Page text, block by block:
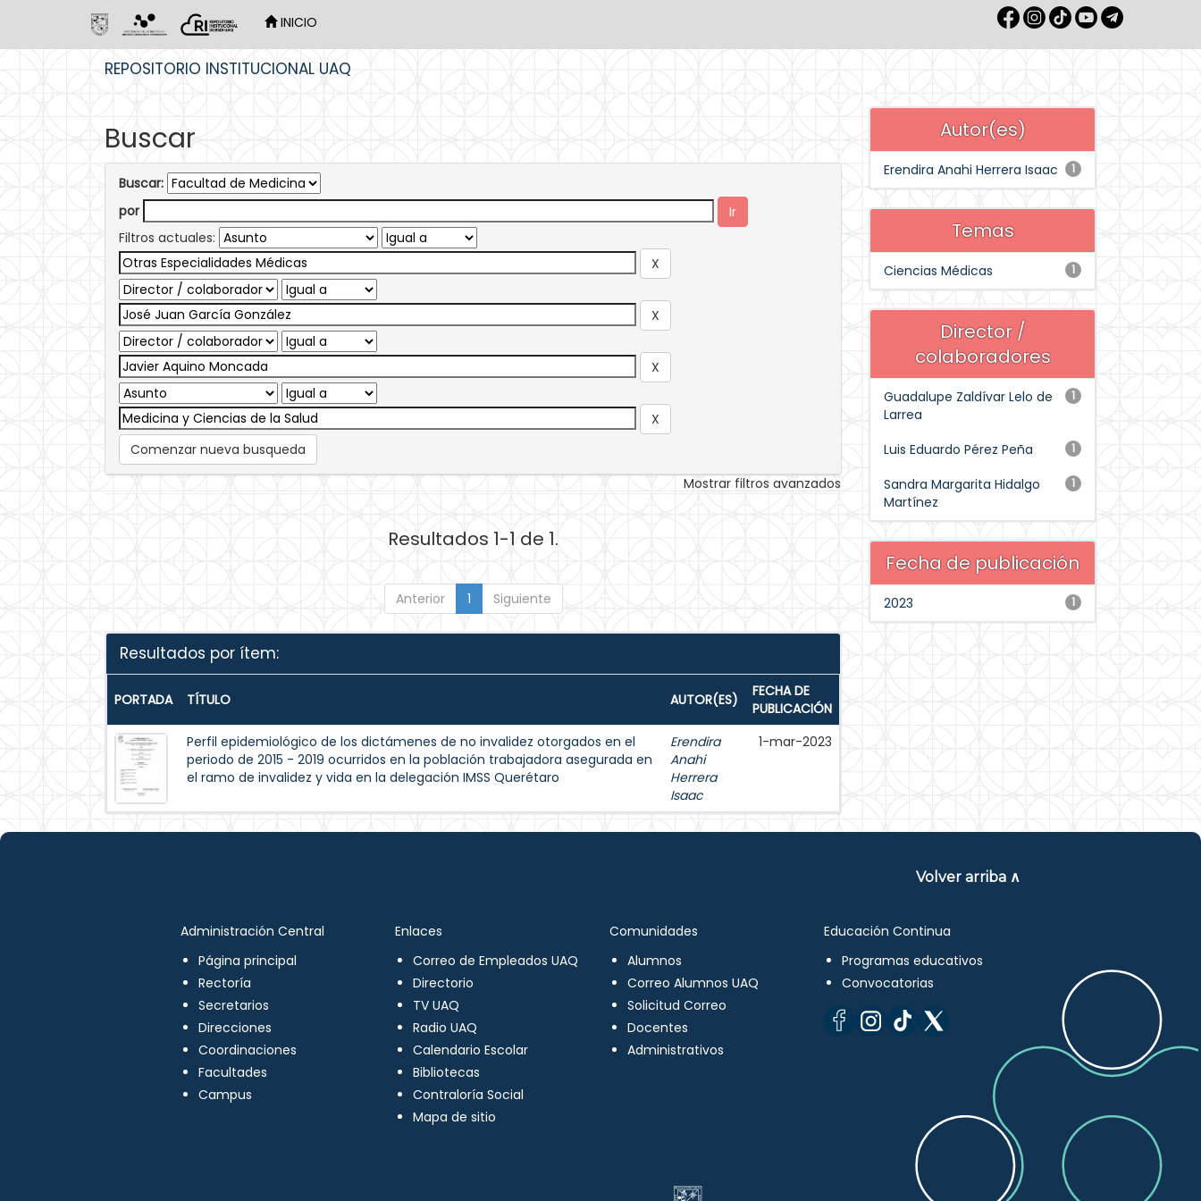
INICIO
REPOSITORIO INSTITUCIONAL UAQ
Buscar
Buscar:
por
Filtros actuales:
Comenzar nueva busqueda
Mostrar filtros avanzados
Resultados 1-1 de 1.
Anterior 1 Siguiente
Resultados por ítem:
PORTADA TÍTULO AUTOR(ES)
FECHA DE
PUBLICACIÓN
Perfil epidemiológico de los dictámenes de no invalidez otorgados en el
periodo de 2015 - 2019 ocurridos en la población trabajadora asegurada en
el ramo de invalidez y vida en la delegación IMSS Querétaro
Erendira
Anahi
Herrera
Isaac
1-mar-2023
Autor(es)
1
Erendira Anahi Herrera Isaac
Temas
1
Ciencias Médicas
Director /
colaboradores
1
Guadalupe Zaldívar Lelo de
Larrea
1
Luis Eduardo Pérez Peña
1
Sandra Margarita Hidalgo
Martínez
Fecha de publicación
1
2023
Volver arriba ∧
Administración Central
Página principal
Rectoría
Secretarios
Direcciones
Coordinaciones
Facultades
Campus
Enlaces
Correo de Empleados UAQ
Directorio
TV UAQ
Radio UAQ
Calendario Escolar
Bibliotecas
Contraloría Social
Mapa de sitio
Comunidades
Alumnos
Correo Alumnos UAQ
Solicitud Correo
Docentes
Administrativos
Educación Continua
Programas educativos
Convocatorias